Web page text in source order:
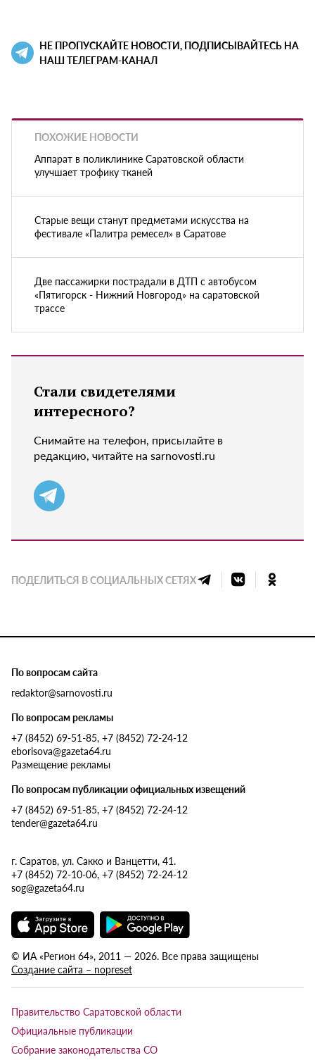
НЕ ПРОПУСКАЙТЕ НОВОСТИ, ПОДПИСЫВАЙТЕСЬ НА
НАШ ТЕЛЕГРАМ-КАНАЛ
ПОХОЖИЕ НОВОСТИ
Аппарат в поликлинике Саратовской области
улучшает трофику тканей
Старые вещи станут предметами искусства на
фестивале «Палитра ремесел» в Саратове
Две пассажирки пострадали в ДТП с автобусом
«Пятигорск - Нижний Новгород» на саратовской
трассе
Стали свидетелями
интересного?
Снимайте на телефон, присылайте в
редакцию, читайте на sarnovosti.ru
ПОДЕЛИТЬСЯ В СОЦИАЛЬНЫХ СЕТЯХ
По вопросам сайта
redaktor@sarnovosti.ru
По вопросам рекламы
+7 (8452) 69-51-85, +7 (8452) 72-24-12
eborisova@gazeta64.ru
Размещение рекламы
По вопросам публикации официальных извещений
+7 (8452) 69-51-85, +7 (8452) 72-24-12
tender@gazeta64.ru
г. Саратов, ул. Сакко и Ванцетти, 41.
+7 (8452) 72-10-06, +7 (8452) 72-24-12
sog@gazeta64.ru
© ИА «Регион 64», 2011 — 2026. Все права защищены
Создание сайта – nopreset
Правительство Саратовской области
Официальные публикации
Собрание законодательства СО